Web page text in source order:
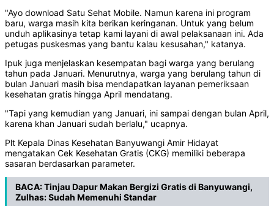
"Ayo download Satu Sehat Mobile. Namun karena ini program
baru, warga masih kita berikan keringanan. Untuk yang belum
unduh aplikasinya tetap kami layani di awal pelaksanaan ini. Ada
petugas puskesmas yang bantu kalau kesusahan," katanya.
Ipuk juga menjelaskan kesempatan bagi warga yang berulang
tahun pada Januari. Menurutnya, warga yang berulang tahun di
bulan Januari masih bisa mendapatkan layanan pemeriksaan
kesehatan gratis hingga April mendatang.
"Tapi yang kemudian yang Januari, ini sampai dengan bulan April,
karena khan Januari sudah berlalu," ucapnya.
Plt Kepala Dinas Kesehatan Banyuwangi Amir Hidayat
mengatakan Cek Kesehatan Gratis (CKG) memiliki beberapa
sasaran berdasarkan parameter.
BACA:Tinjau Dapur Makan Bergizi Gratis di Banyuwangi,
Zulhas: Sudah Memenuhi Standar